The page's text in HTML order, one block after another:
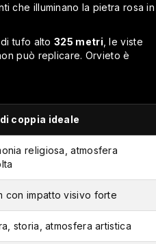
che illuminano la pietra rosa in
di tufo alto325 metri , le viste
può replicare. Orvieto è
coppia ideale
religiosa, atmosfera
con impatto visivo forte
storia, atmosfera artistica